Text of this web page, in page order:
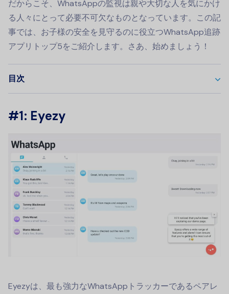
だからこそ、WhatsAppの監視は親や大切な人を気にかけ
る人々にとって必要不可欠なものとなっています。この記
事では、お子様の安全を見守るのに役立つWhatsApp追跡
アプリトップ5をご紹介します。さあ、始めましょう！
目次
#1: Eyezy
Eyezyは、最も強力なWhatsAppトラッカーであるペアレ